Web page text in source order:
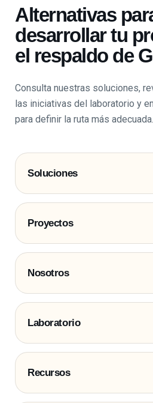
Alternativas
desarrollar tu
el respaldo de
Consulta nuestras soluciones,
las iniciativas del laboratorio y
para definir la ruta más adecuada.
Soluciones
Proyectos
Nosotros
Laboratorio
Recursos